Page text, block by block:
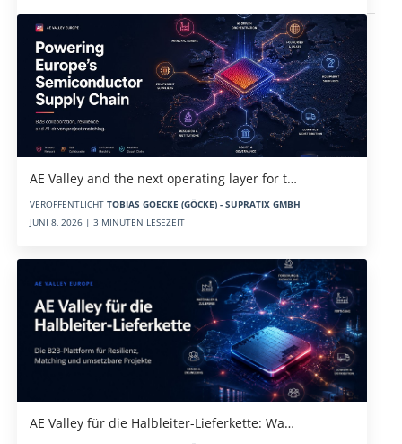
AE Valley and the next operating layer for t…
VERÖFFENTLICHT TOBIAS GOECKE (GÖCKE) - SUPRATIX GMBH
JUNI 8, 2026 | 3 MINUTEN LESEZEIT
AE Valley für die Halbleiter-Lieferkette: Wa…